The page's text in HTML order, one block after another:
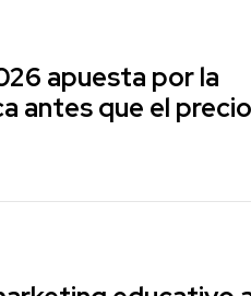
apuesta por la
antes que el precio